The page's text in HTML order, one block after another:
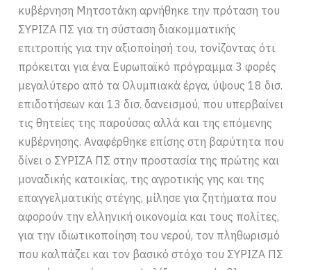
κυβέρνηση Μητσοτάκη αρνήθηκε την πρόταση του
ΣΥΡΙΖΑ ΠΣ για τη σύσταση διακομματικής
επιτροπής για την αξιοποίησή του, τονίζοντας ότι
πρόκειται για ένα Ευρωπαϊκό πρόγραμμα 3 φορές
μεγαλύτερο από τα Ολυμπιακά έργα, ύψους 18 δισ.
επιδοτήσεων και 13 δισ. δανεισμού, που υπερβαίνει
τις θητείες της παρούσας αλλά και της επόμενης
κυβέρνησης. Αναφέρθηκε επίσης στη βαρύτητα που
δίνει ο ΣΥΡΙΖΑ ΠΣ στην προστασία της πρώτης και
μοναδικής κατοικίας, της αγροτικής γης και της
επαγγελματικής στέγης, μίλησε για ζητήματα που
αφορούν την ελληνική οικονομία και τους πολίτες,
για την ιδιωτικοποίηση του νερού, τον πληθωρισμό
που καλπάζει και τον βασικό στόχο του ΣΥΡΙΖΑ ΠΣ